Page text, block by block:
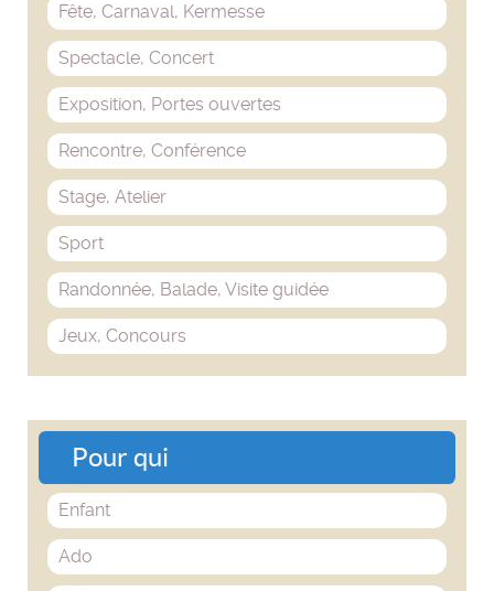
Fête, Carnaval, Kermesse
Spectacle, Concert
Exposition, Portes ouvertes
Rencontre, Conférence
Stage, Atelier
Sport
Randonnée, Balade, Visite guidée
Jeux, Concours
Pour qui
Enfant
Ado